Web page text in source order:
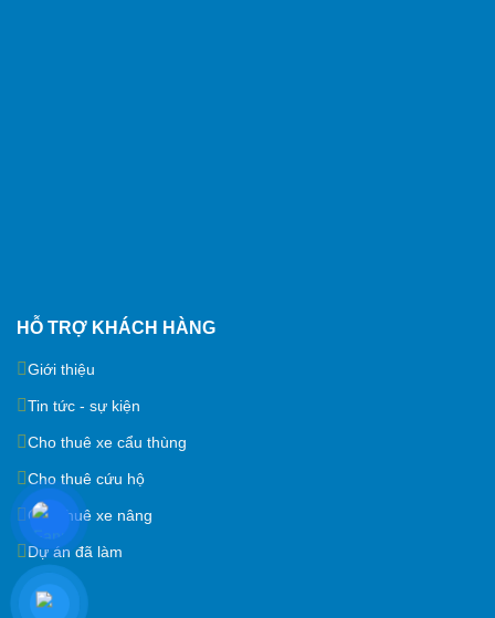
HỖ TRỢ KHÁCH HÀNG
Giới thiệu
Tin tức - sự kiện
Cho thuê xe cẩu thùng
Cho thuê cứu hộ
Cho thuê xe nâng
Dự án đã làm